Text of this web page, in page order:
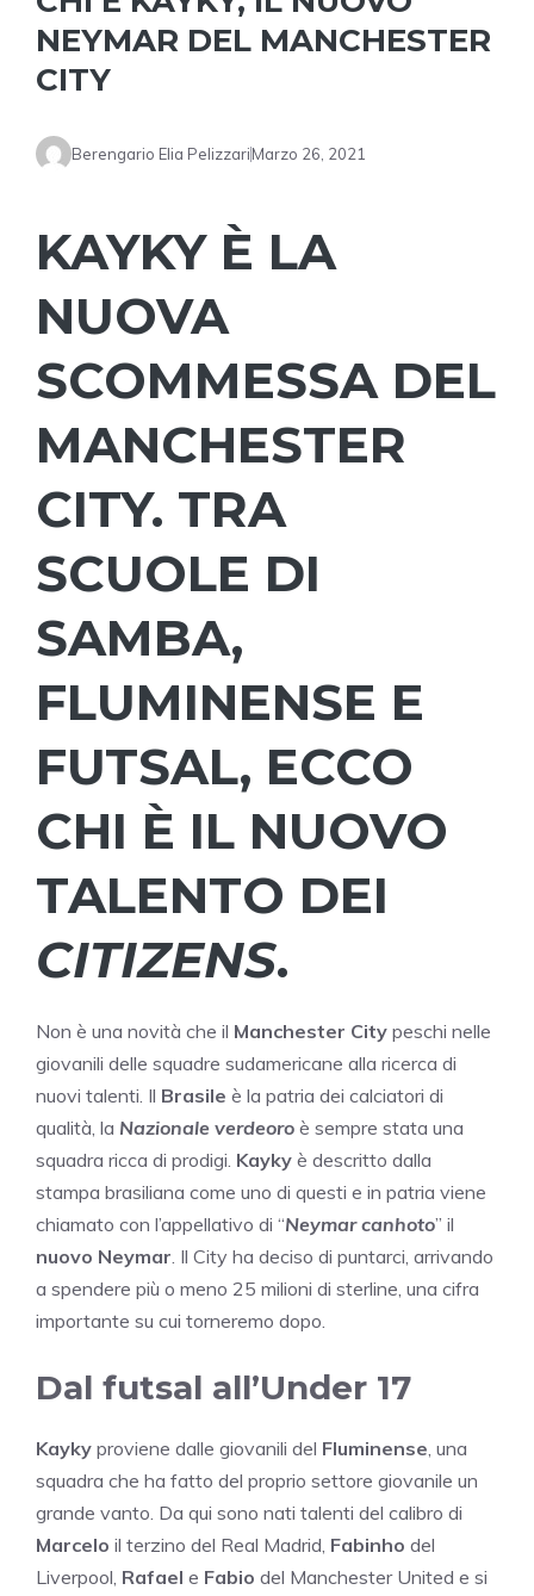
NEYMAR DEL MANCHESTER
CITY
Berengario Elia PelizzariMarzo 26, 2021
KAYKY È LA
NUOVA
SCOMMESSA DEL
MANCHESTER
CITY. TRA
SCUOLE DI
SAMBA,
FLUMINENSE E
FUTSAL, ECCO
CHI È IL NUOVO
TALENTO DEI
CITIZENS.
Non è una novità che il Manchester City peschi nelle
giovanili delle squadre sudamericane alla ricerca di
nuovi talenti. Il Brasile è la patria dei calciatori di
qualità, la Nazionale verdeoro è sempre stata una
squadra ricca di prodigi. Kayky è descritto dalla
stampa brasiliana come uno di questi e in patria viene
chiamato con l’appellativo di “Neymar canhoto” il
nuovo Neymar. Il City ha deciso di puntarci, arrivando
a spendere più o meno 25 milioni di sterline, una cifra
importante su cui torneremo dopo.
Dal futsal all’Under 17
Kayky proviene dalle giovanili del Fluminense, una
squadra che ha fatto del proprio settore giovanile un
grande vanto. Da qui sono nati talenti del calibro di
Marcelo il terzino del Real Madrid, Fabinho del
Liverpool, Rafael e Fabio del Manchester United e si